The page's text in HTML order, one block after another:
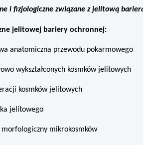
i fizjologicz­ne związane z jelitową
jelitowej bariery ochronnej:
anatomiczna przewodu pokarmowego
wykształ­conych kosmków jelitowych
kosmków jelitowych
jelitowego
morfologiczny mikrokosmków